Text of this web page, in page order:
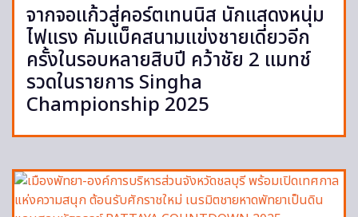
จากจอแก้วสู่คอร์ตเทนนิส นักแสดงหนุ่ม
ไฟแรง คัมแบ็คสนามแข่งชายเดี่ยวอีก
ครั้งในรอบหลายสิบปี คว้าชัย 2 แมทช์
รวดในรายการ Singha
Championship 2025